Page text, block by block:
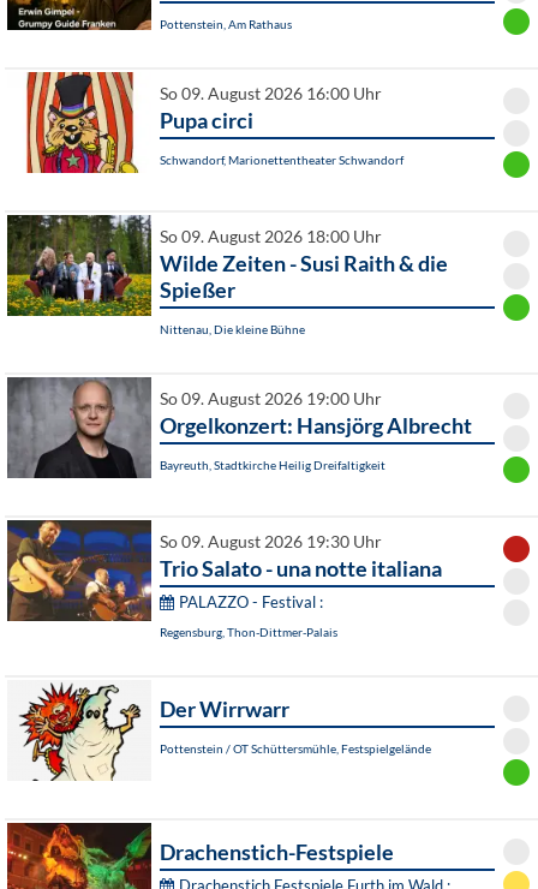
Pottenstein, Am Rathaus
So 09. August 2026 16:00 Uhr
Pupa circi
Schwandorf, Marionettentheater Schwandorf
So 09. August 2026 18:00 Uhr
Wilde Zeiten - Susi Raith & die
Spießer
Nittenau, Die kleine Bühne
So 09. August 2026 19:00 Uhr
Orgelkonzert: Hansjörg Albrecht
Bayreuth, Stadtkirche Heilig Dreifaltigkeit
So 09. August 2026 19:30 Uhr
Trio Salato - una notte italiana
PALAZZO - Festival :
Regensburg, Thon-Dittmer-Palais
Der Wirrwarr
Pottenstein / OT Schüttersmühle, Festspielgelände
Drachenstich-Festspiele